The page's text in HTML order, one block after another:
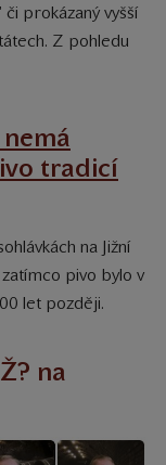
prokázaný vyšší
Z pohledu
tradicí
na Jižní
zatímco pivo bylo v
let později.
na